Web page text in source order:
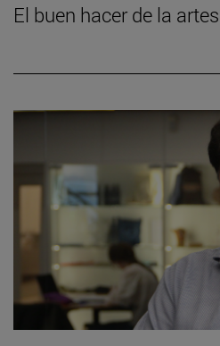
El buen hacer de la